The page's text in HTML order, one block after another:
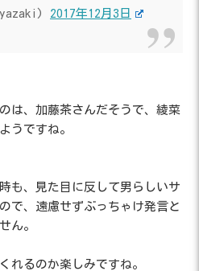
2017年12月3日
は、加藤茶さんだそうで、綾菜
うですね。
も、見た目に反して男らしいサ
で、遠慮せずぶっちゃけ発言と
ん。
れるのか楽しみですね。